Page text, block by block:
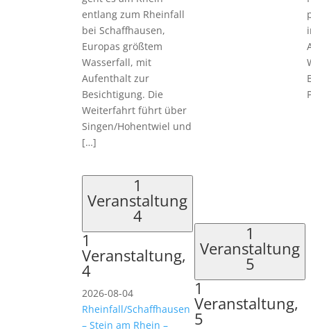
entlang zum Rheinfall
bei Schaffhausen,
Europas größtem
Wasserfall, mit
Aufenthalt zur
Besichtigung. Die
Weiterfahrt führt über
Singen/Hohentwiel und
[…]
1
Veranstaltung
4
1
Veranstaltung,
4
2026-08-04
Rheinfall/Schaffhausen
– Stein am Rhein –
1
Veranstaltung
5
1
Veranstaltung,
5